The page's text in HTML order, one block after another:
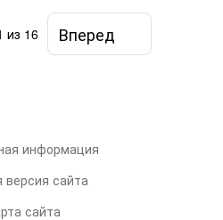
из 16 Вперед
информация
версия сайта
сайта